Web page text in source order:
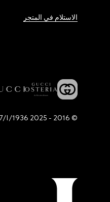
الاستلام في المتجر
© 2016 - 2025 Guccio Gucci S.p.A. - All rights reserved. SIAE LICENCE # 2294/I/1936 and 5647/I/1936